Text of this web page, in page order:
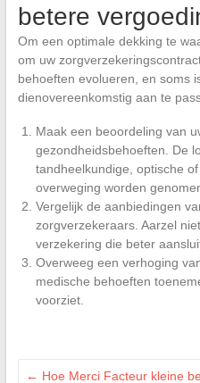
betere
Om een optimale dekking te
om uw
behoeften evolueren, en soms
dienovereenkomstig aan te
Maak een beoordeling van
gezondheidsbehoeften. De
tandheelkundige, optische
overweging worden
Vergelijk de aanbiedingen
zorgverzekeraars. Aarzel
verzekering die beter
Overweeg een verhoging
medische behoeften
voorziet.
← Hoe Merci Facteur kleine